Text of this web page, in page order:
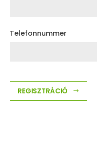
Telefonnummer
REGISZTRÁCIÓ